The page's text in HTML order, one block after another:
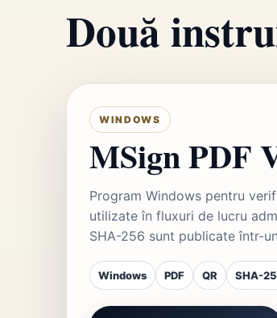
Două
WINDOWS
MSign PDF
Program Windows pentru
utilizate în fluxuri de lucru
SHA-256 sunt publicate într-
Windows PDF QR SHA-